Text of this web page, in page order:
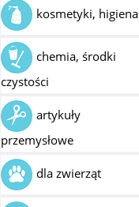
kosmetyki, higiena
chemia, środki
czystości
artykuły
przemysłowe
dla zwierząt